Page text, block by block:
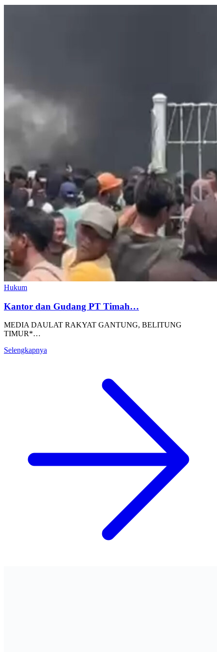
Hukum
Kantor dan Gudang PT Timah…
MEDIA DAULAT RAKYAT GANTUNG, BELITUNG
TIMUR*…
Selengkapnya